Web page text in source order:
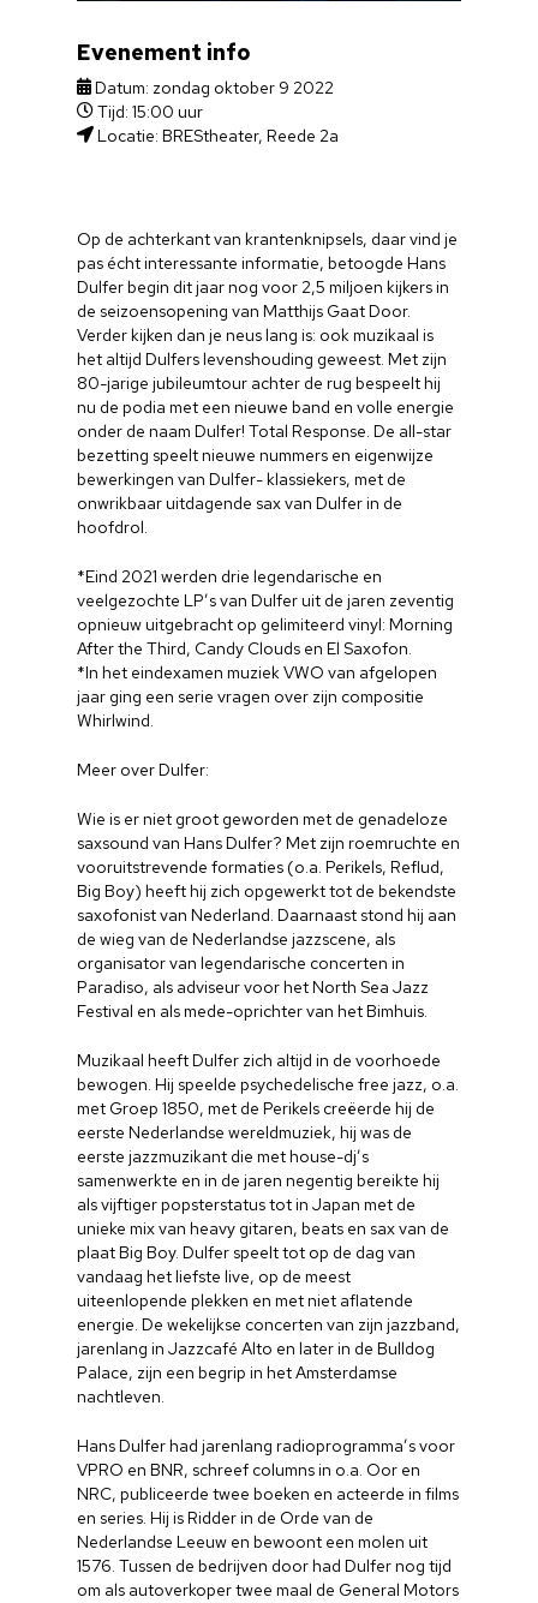
Op de achterkant van krantenknipsels, daar vind je
pas écht interessante informatie, betoogde Hans
Dulfer begin dit jaar nog voor 2,5 miljoen kijkers in
de seizoensopening van Matthijs Gaat Door.
Verder kijken dan je neus lang is: ook muzikaal is
het altijd Dulfers levenshouding geweest. Met zijn
80-jarige jubileumtour achter de rug bespeelt hij
nu de podia met een nieuwe band en volle energie
onder de naam Dulfer! Total Response. De all-star
bezetting speelt nieuwe nummers en eigenwijze
bewerkingen van Dulfer- klassiekers, met de
onwrikbaar uitdagende sax van Dulfer in de
hoofdrol.
*Eind 2021 werden drie legendarische en
veelgezochte LP’s van Dulfer uit de jaren zeventig
opnieuw uitgebracht op gelimiteerd vinyl: Morning
After the Third, Candy Clouds en El Saxofon.
*In het eindexamen muziek VWO van afgelopen
jaar ging een serie vragen over zijn compositie
Whirlwind.
Meer over Dulfer:
Wie is er niet groot geworden met de genadeloze
saxsound van Hans Dulfer? Met zijn roemruchte en
vooruitstrevende formaties (o.a. Perikels, Reflud,
Big Boy) heeft hij zich opgewerkt tot de bekendste
saxofonist van Nederland. Daarnaast stond hij aan
de wieg van de Nederlandse jazzscene, als
organisator van legendarische concerten in
Paradiso, als adviseur voor het North Sea Jazz
Festival en als mede-oprichter van het Bimhuis.
Muzikaal heeft Dulfer zich altijd in de voorhoede
bewogen. Hij speelde psychedelische free jazz, o.a.
met Groep 1850, met de Perikels creëerde hij de
eerste Nederlandse wereldmuziek, hij was de
eerste jazzmuzikant die met house-dj’s
samenwerkte en in de jaren negentig bereikte hij
als vijftiger popsterstatus tot in Japan met de
unieke mix van heavy gitaren, beats en sax van de
plaat Big Boy. Dulfer speelt tot op de dag van
vandaag het liefste live, op de meest
uiteenlopende plekken en met niet aflatende
energie. De wekelijkse concerten van zijn jazzband,
jarenlang in Jazzcafé Alto en later in de Bulldog
Palace, zijn een begrip in het Amsterdamse
nachtleven.
Hans Dulfer had jarenlang radioprogramma’s voor
VPRO en BNR, schreef columns in o.a. Oor en
NRC, publiceerde twee boeken en acteerde in films
en series. Hij is Ridder in de Orde van de
Nederlandse Leeuw en bewoont een molen uit
1576. Tussen de bedrijven door had Dulfer nog tijd
om als autoverkoper twee maal de General Motors
Evenement info
Datum: zondag oktober 9 2022
Tijd: 15:00 uur
Locatie: BREStheater, Reede 2a